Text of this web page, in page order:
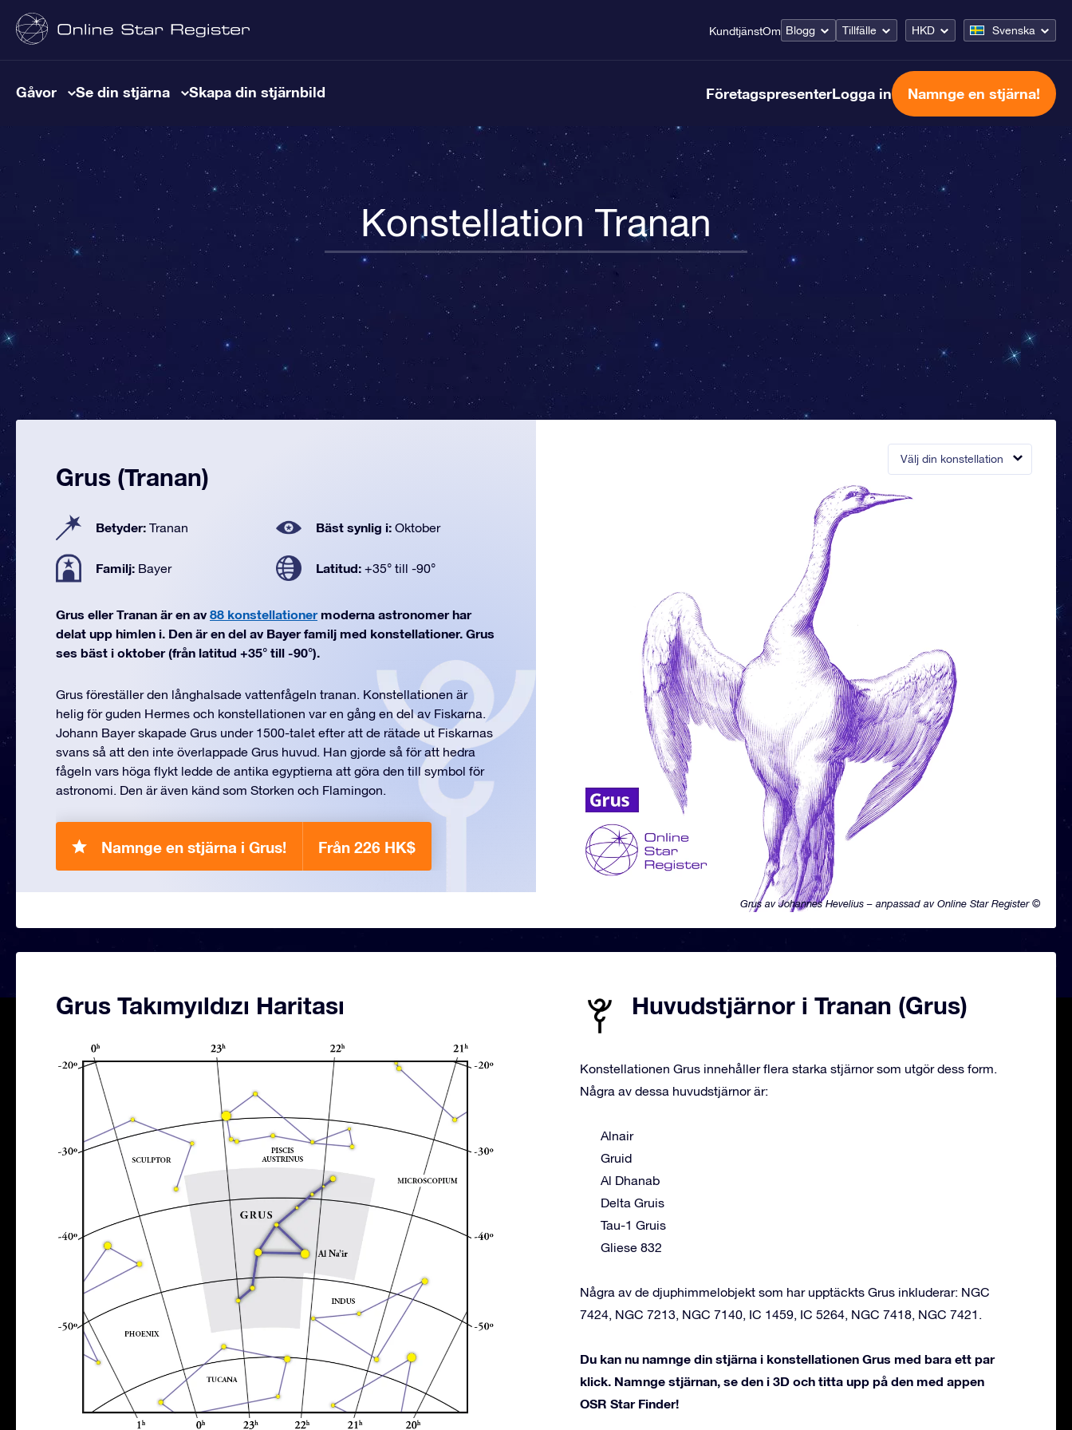
KundtjänstOm Blogg Tillfälle HKD Svenska
Gåvor Se din stjärna Skapa din stjärnbild FöretagspresenterLogga in Namnge en stjärna!
Konstellation Tranan
Välj din konstellation
Grus av Johannes Hevelius – anpassad av Online Star Register ©
Grus (Tranan)
Betyder: Tranan Bäst synlig i: Oktober
Familj: Bayer Latitud: +35° till -90°
Grus eller Tranan är en av 88 konstellationermoderna astronomer har
delat upp himlen i. Den är en del av Bayer familj med konstellationer. Grus
ses bäst i oktober (från latitud +35° till -90°).
Grus föreställer den långhalsade vattenfågeln tranan. Konstellationen är
helig för guden Hermes och konstellationen var en gång en del av Fiskarna.
Johann Bayer skapade Grus under 1500-talet efter att de rätade ut Fiskarnas
svans så att den inte överlappade Grus huvud. Han gjorde så för att hedra
fågeln vars höga flykt ledde de antika egyptierna att göra den till symbol för
astronomi. Den är även känd som Storken och Flamingon.
Namnge en stjärna i Grus! Från 226 HK$
Grus Takımyıldızı Haritası Huvudstjärnor i Tranan (Grus)
Konstellationen Grus innehåller flera starka stjärnor som utgör dess form.
Några av dessa huvudstjärnor är:
Alnair
Gruid
Al Dhanab
Delta Gruis
Tau-1 Gruis
Gliese 832
Några av de djuphimmelobjekt som har upptäckts Grus inkluderar: NGC
7424, NGC 7213, NGC 7140, IC 1459, IC 5264, NGC 7418, NGC 7421.
Du kan nu namnge din stjärna i konstellationen Grus med bara ett par
klick. Namnge stjärnan, se den i 3D och titta upp på den med appen
OSR Star Finder!